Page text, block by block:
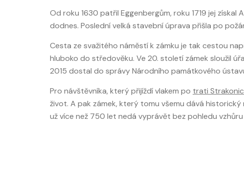
Od roku 1630 patřil Eggenbergům, roku 1719 jej
dodnes. Poslední velká stavební úprava přišla po
Cesta ze svažitého náměstí k zámku je tak cestou
hluboko do středověku. Ve 20. století zámek sloužil
2015 dostal do správy Národního památkového
Pro návštěvníka, který přijíždí vlakem po trati
život. A pak zámek, který tomu všemu dává
už více než 750 let nedá vyprávět bez pohledu